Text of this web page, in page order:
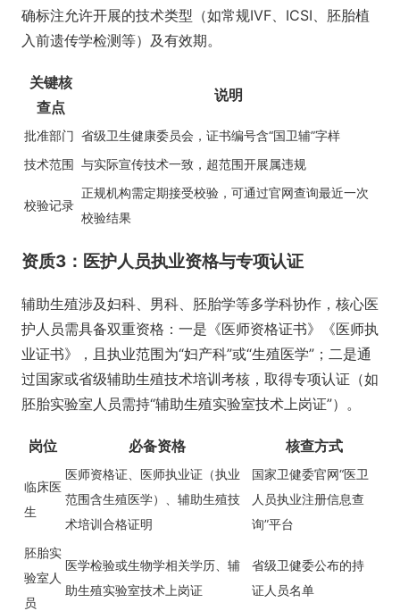
确标注允许开展的技术类型（如常规IVF、ICSI、胚胎植
入前遗传学检测等）及有效期。
关键核
查点
说明
批准部门 省级卫生健康委员会，证书编号含“国卫辅”字样
技术范围 与实际宣传技术一致，超范围开展属违规
校验记录
正规机构需定期接受校验，可通过官网查询最近一次
校验结果
资质3：医护人员执业资格与专项认证
辅助生殖涉及妇科、男科、胚胎学等多学科协作，核心医
护人员需具备双重资格：一是《医师资格证书》《医师执
业证书》，且执业范围为“妇产科”或“生殖医学”；二是通
过国家或省级辅助生殖技术培训考核，取得专项认证（如
胚胎实验室人员需持“辅助生殖实验室技术上岗证”）。
岗位 必备资格 核查方式
临床医
生
医师资格证、医师执业证（执业
范围含生殖医学）、辅助生殖技
术培训合格证明
国家卫健委官网“医卫
人员执业注册信息查
询”平台
胚胎实
验室人
员
医学检验或生物学相关学历、辅
助生殖实验室技术上岗证
省级卫健委公布的持
证人员名单